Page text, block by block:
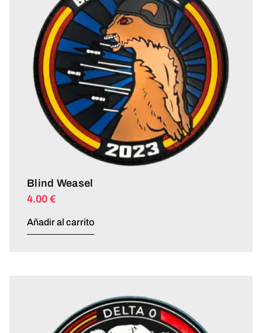
Blind Weasel
4.00 €
Añadir al carrito